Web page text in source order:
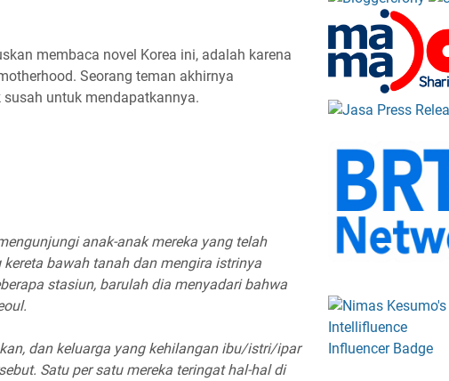
membaca novel Korea ini, adalah karena
Seorang teman akhirnya
untuk mendapatkannya.
anak-anak mereka yang telah
bawah tanah dan mengira istrinya
stasiun, barulah dia menyadari bahwa
dan keluarga yang kehilangan ibu/istri/ipar
Satu per satu mereka teringat hal-hal di